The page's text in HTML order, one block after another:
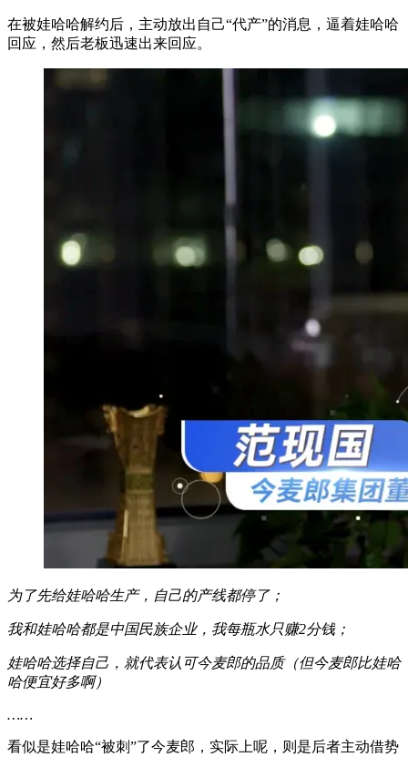
在被娃哈哈解约后，主动放出自己“代产”的消息，逼着娃哈哈
回应，然后老板迅速出来回应。
为了先给娃哈哈生产，自己的产线都停了；
我和娃哈哈都是中国民族企业，我每瓶水只赚2分钱；
娃哈哈选择自己，就代表认可今麦郎的品质（但今麦郎比娃哈
哈便宜好多啊）
……
看似是娃哈哈“被刺”了今麦郎，实际上呢，则是后者主动借势